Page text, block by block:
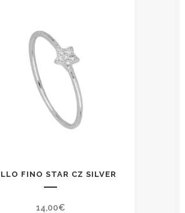
FINO STAR CZ SILVER
14,00€